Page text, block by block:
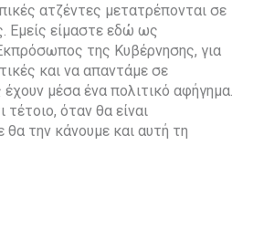
ατζέντες μετατρέπονται σε
Εμείς είμαστε εδώ ως
της Κυβέρνησης, για
και να απαντάμε σε
έχουν μέσα ένα πολιτικό αφήγημα.
όταν θα είναι
την κάνουμε και αυτή τη